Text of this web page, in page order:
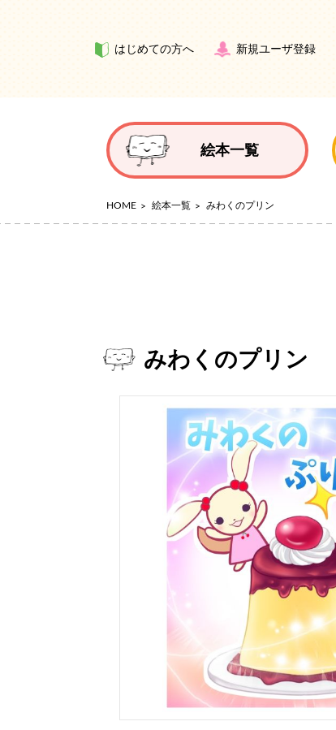
はじめての方へ 新規ユーザ登録
絵本一覧
HOME 絵本一覧 みわくのプリン
みわくのプリン